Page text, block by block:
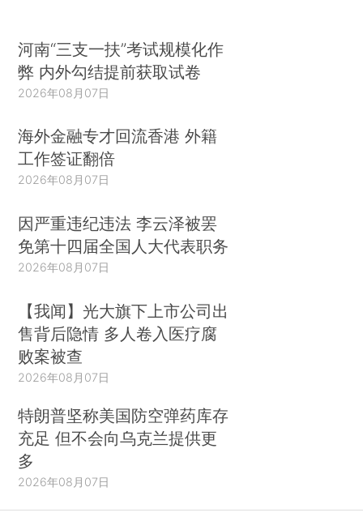
河南“三支一扶”考试规模化作
弊 内外勾结提前获取试卷
2026年08月07日
海外金融专才回流香港 外籍
工作签证翻倍
2026年08月07日
因严重违纪违法 李云泽被罢
免第十四届全国人大代表职务
2026年08月07日
【我闻】光大旗下上市公司出
售背后隐情 多人卷入医疗腐
败案被查
2026年08月07日
特朗普坚称美国防空弹药库存
充足 但不会向乌克兰提供更
多
2026年08月07日